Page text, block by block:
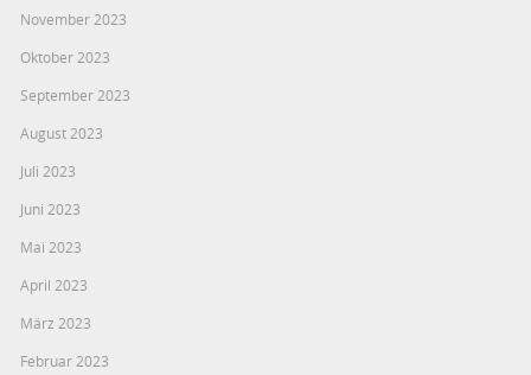
November 2023
Oktober 2023
September 2023
August 2023
Juli 2023
Juni 2023
Mai 2023
April 2023
März 2023
Februar 2023